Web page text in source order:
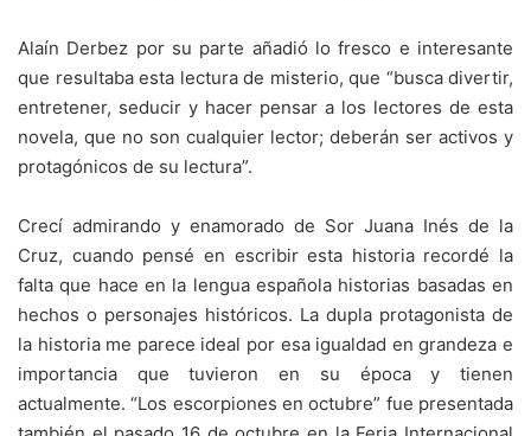
Alaín Derbez por su parte añadió lo fresco e interesante
que resultaba esta lectura de misterio, que “busca divertir,
entretener, seducir y hacer pensar a los lectores de esta
novela, que no son cualquier lector; deberán ser activos y
protagónicos de su lectura”.
Crecí admirando y enamorado de Sor Juana Inés de la
Cruz, cuando pensé en escribir esta historia recordé la
falta que hace en la lengua española historias basadas en
hechos o personajes históricos. La dupla protagonista de
la historia me parece ideal por esa igualdad en grandeza e
importancia que tuvieron en su época y tienen
actualmente. “Los escorpiones en octubre” fue presentada